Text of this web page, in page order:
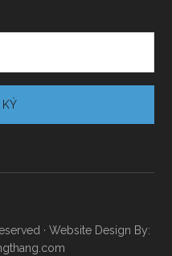
· Website Design By: